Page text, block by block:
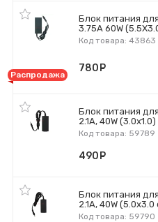
Блок питания
3.75A 60W
Код товара: 43863
Распродажа
780
Блок питания
2.1A, 40W
Код товара: 59789
490
Блок питания
2.1A, 40W
Код товара: 59790